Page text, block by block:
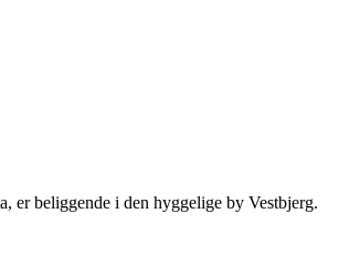
er beliggende i den hyggelige by Vestbjerg.